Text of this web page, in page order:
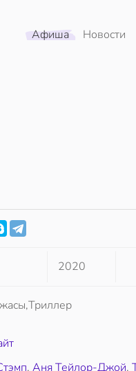
Афиша Новости
2020
,Аня Тейлор-Джой,